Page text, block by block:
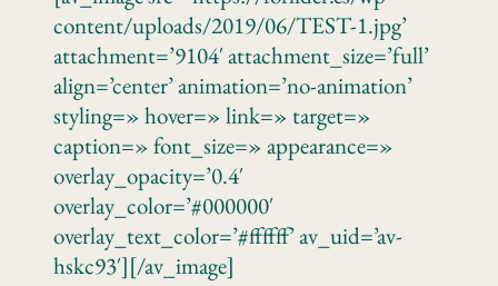
content/uploads/2019/06/TEST-1.jpg’
attachment=’9104′ attachment_size=’full’
align=’center’ animation=’no-animation’
styling=» hover=» link=» target=»
caption=» font_size=» appearance=»
overlay_opacity=’0.4′
overlay_color=’#000000′
overlay_text_color=’#ffffff’ av_uid=’av-
hskc93′][/av_image]